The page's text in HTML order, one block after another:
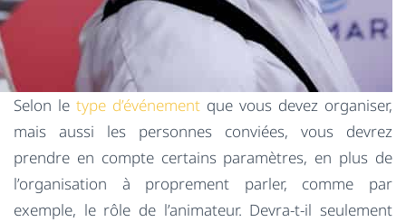
Selon le type d’événement que vous devez organiser,
mais aussi les personnes conviées, vous devrez
prendre en compte certains paramètres, en plus de
l’organisation à proprement parler, comme par
exemple, le rôle de l’animateur. Devra-t-il seulement